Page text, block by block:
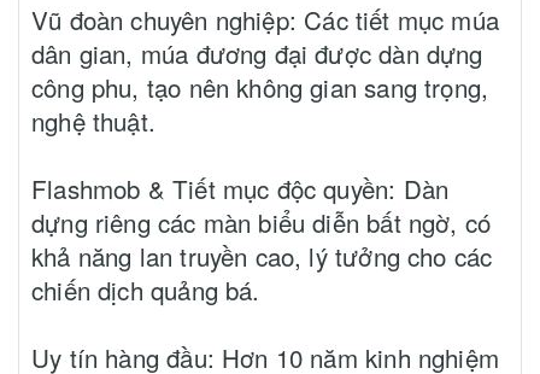
Vũ đoàn chuyên nghiệp: Các tiết mục múa
dân gian, múa đương đại được dàn dựng
công phu, tạo nên không gian sang trọng,
nghệ thuật.
Flashmob & Tiết mục độc quyền: Dàn
dựng riêng các màn biểu diễn bất ngờ, có
khả năng lan truyền cao, lý tưởng cho các
chiến dịch quảng bá.
Uy tín hàng đầu: Hơn 10 năm kinh nghiệm